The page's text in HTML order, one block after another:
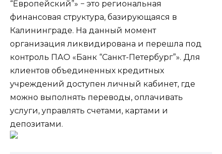
“Европейский”» − это региональная
финансовая структура, базирующаяся в
Калининграде. На данный момент
организация ликвидирована и перешла под
контроль ПАО «Банк “Санкт-Петербург”». Для
клиентов объединенных кредитных
учреждений доступен личный кабинет, где
можно выполнять переводы, оплачивать
услуги, управлять счетами, картами и
депозитами.